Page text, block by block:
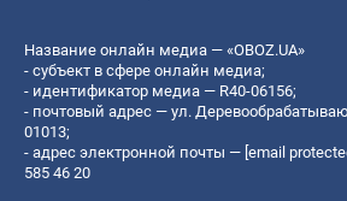
Название онлайн медиа — «OBOZ.UA»
- субъект в сфере онлайн медиа;
- идентификатор медиа — R40-06156;
- почтовый адрес — ул.
01013;
- адрес электронной почты — [email
585 46 20